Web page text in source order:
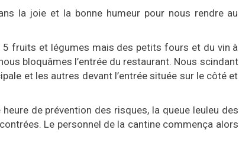
la joie et la bonne humeur pour nous rendre au
fruits et légumes mais des petits fours et du vin à
bloquâmes l’entrée du restaurant. Nous scindant
et les autres devant l’entrée située sur le côté et
heure de prévention des risques, la queue leuleu des
Le personnel de la cantine commença alors